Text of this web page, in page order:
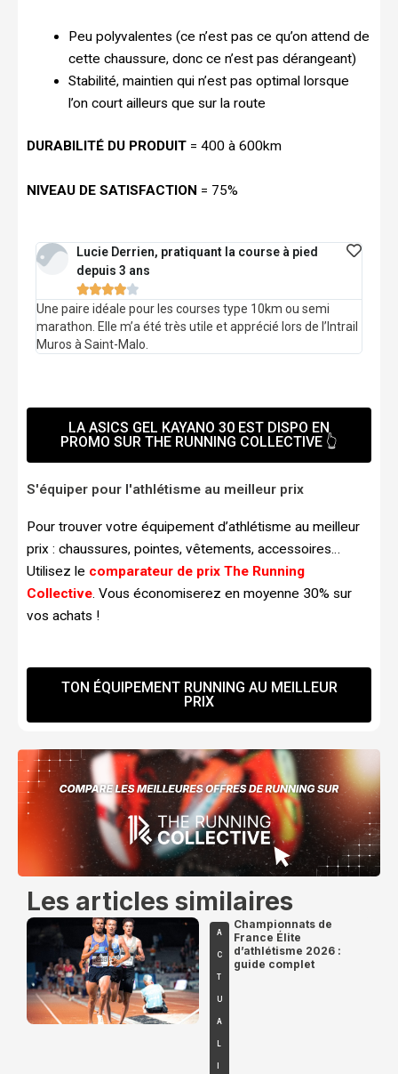
Peu polyvalentes (ce n’est pas ce qu’on attend de
cette chaussure, donc ce n’est pas dérangeant)
Stabilité, maintien qui n’est pas optimal lorsque
l’on court ailleurs que sur la route
DURABILITÉ DU PRODUIT = 400 à 600km
NIVEAU DE SATISFACTION = 75%
Lucie Derrien, pratiquant la course à pied
depuis 3 ans

Une paire idéale pour les courses type 10km ou semi
marathon. Elle m’a été très utile et apprécié lors de l’Intrail
Muros à Saint-Malo.
LA ASICS GEL KAYANO 30 EST DISPO EN
PROMO SUR THE RUNNING COLLECTIVE 👆
S'équiper pour l'athlétisme au meilleur prix
Pour trouver votre équipement d’athlétisme au meilleur
prix : chaussures, pointes, vêtements, accessoires…
Utilisez le comparateur de prix The Running
Collective. Vous économiserez en moyenne 30% sur
vos achats !
TON ÉQUIPEMENT RUNNING AU MEILLEUR
PRIX
Les articles similaires
A
C
T
U
A
Championnats de
France Élite
d’athlétisme 2026 :
guide complet